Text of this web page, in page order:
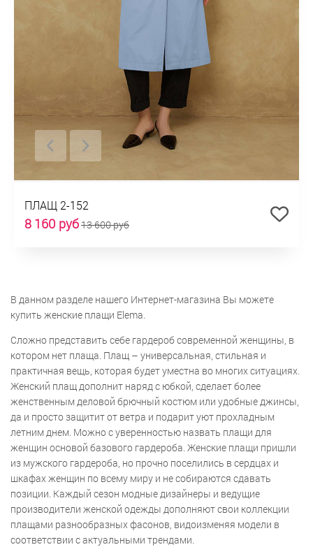
ПЛАЩ 2-152
8 160 руб13 600 руб
В данном разделе нашего Интернет-магазина Вы можете
купить женские плащи Elema.
Сложно представить себе гардероб современной женщины, в
котором нет плаща. Плащ – универсальная, стильная и
практичная вещь, которая будет уместна во многих ситуациях.
Женский плащ дополнит наряд с юбкой, сделает более
женственным деловой брючный костюм или удобные джинсы,
да и просто защитит от ветра и подарит уют прохладным
летним днем. Можно с уверенностью назвать плащи для
женщин основой базового гардероба. Женские плащи пришли
из мужского гардероба, но прочно поселились в сердцах и
шкафах женщин по всему миру и не собираются сдавать
позиции. Каждый сезон модные дизайнеры и ведущие
производители женской одежды дополняют свои коллекции
плащами разнообразных фасонов, видоизменяя модели в
соответствии с актуальными трендами.